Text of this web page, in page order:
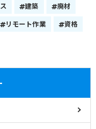
建築
廃材
リモート作業
資格